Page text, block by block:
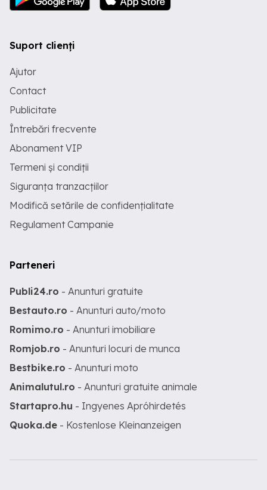
Suport clienți
Ajutor
Contact
Publicitate
Întrebări frecvente
Abonament VIP
Termeni și condiții
Siguranța tranzacțiilor
Modifică setările de confidențialitate
Regulament Campanie
Parteneri
Publi24.ro - Anunturi gratuite
Bestauto.ro - Anunturi auto/moto
Romimo.ro - Anunturi imobiliare
Romjob.ro - Anunturi locuri de munca
Bestbike.ro - Anunturi moto
Animalutul.ro - Anunturi gratuite animale
Startapro.hu - Ingyenes Apróhirdetés
Quoka.de - Kostenlose Kleinanzeigen